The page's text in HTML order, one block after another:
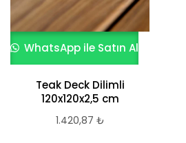
WhatsApp ile Satın Al
Teak Deck Dilimli
120x120x2,5 cm
1.420,87 ₺